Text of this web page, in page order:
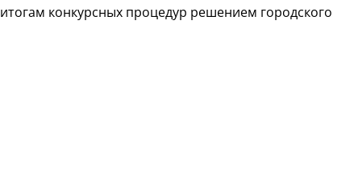
конкурсных процедур решением городского